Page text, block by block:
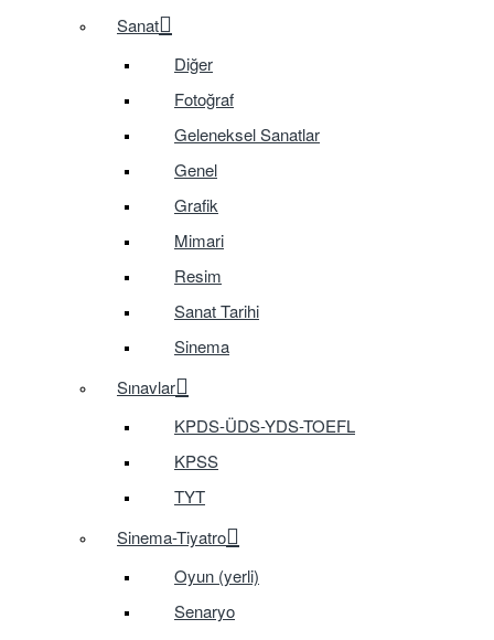
Sanat
Diğer
Fotoğraf
Geleneksel Sanatlar
Genel
Grafik
Mimari
Resim
Sanat Tarihi
Sinema
Sınavlar
KPDS-ÜDS-YDS-TOEFL
KPSS
TYT
Sinema-Tiyatro
Oyun (yerli)
Senaryo